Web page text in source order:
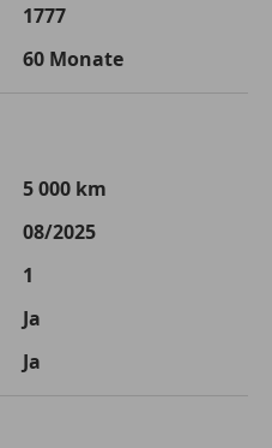
7,50 %
7,25 %
Rückzahlungszeitraum 1-10
1777
60 Monate
5 000 km
08/2025
1
Ja
Ja